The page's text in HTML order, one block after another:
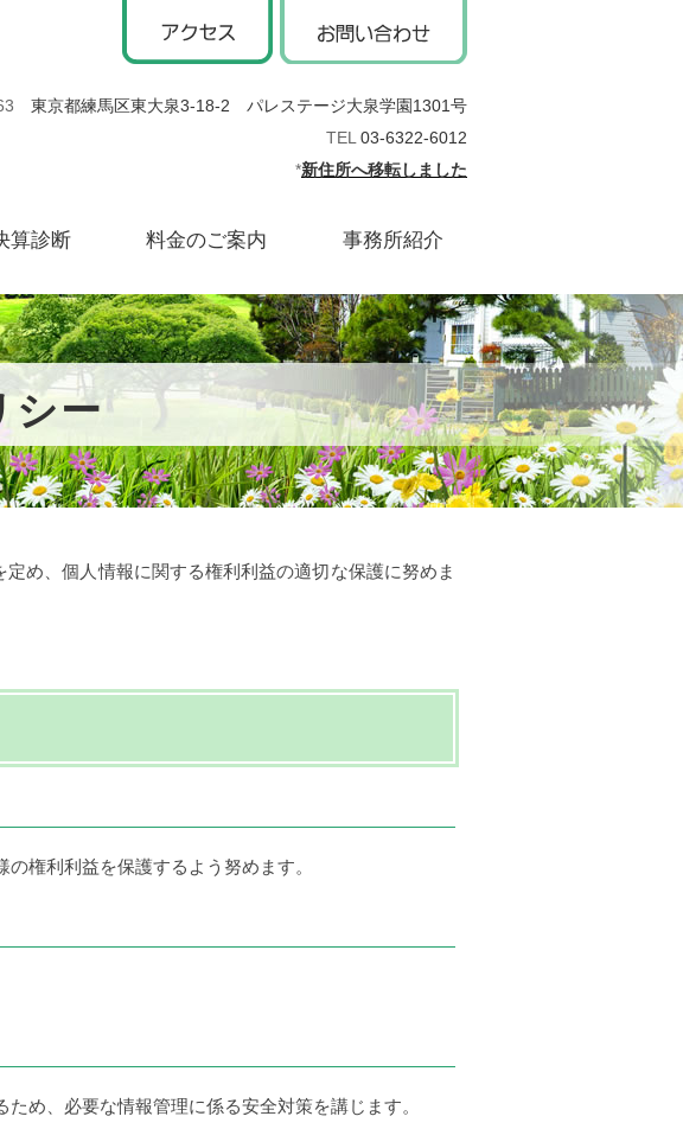
東京都練馬区東大泉3-18-2 パレステージ大泉学園1301号
TEL 03-6322-6012
*新住所へ移転しました
算診断 料金のご案内 事務所紹介
シー
め、個人情報に関する権利利益の適切な保護に努めま
権利利益を保護するよう努めます。
め、必要な情報管理に係る安全対策を講じます。